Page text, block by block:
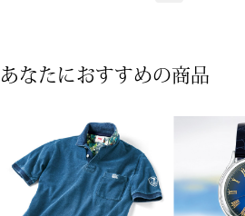
あなたにおすすめの商品